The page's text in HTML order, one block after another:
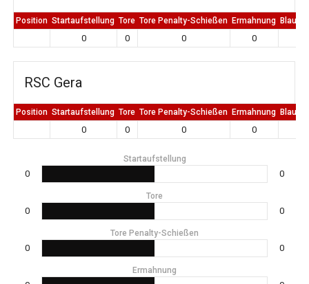
Position Startaufstellung Tore Tore Penalty-Schießen Ermahnung Blaue
0 0 0 0
RSC Gera
Position Startaufstellung Tore Tore Penalty-Schießen Ermahnung Blaue
0 0 0 0
Startaufstellung
0 0
Tore
0 0
Tore Penalty-Schießen
0 0
Ermahnung